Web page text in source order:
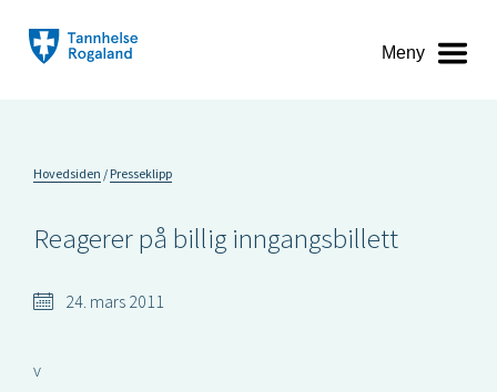
Meny
Hovedsiden Presseklipp
Reagerer på billig inngangsbillett
24. mars 2011
v